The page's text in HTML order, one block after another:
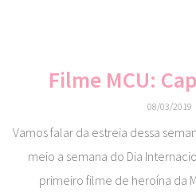
Filme MCU:
08/03/2019
Vamos falar da estreia dessa
meio a semana do Dia
primeiro filme de heroína da